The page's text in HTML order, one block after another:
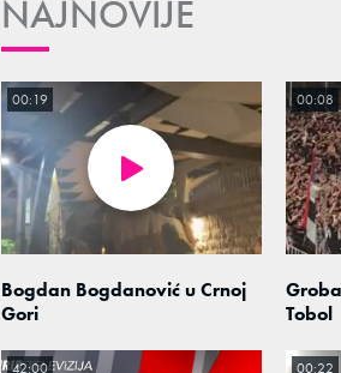
NAJNOVIJE
Bogdan Bogdanović u Crnoj
Gori
00:19
Tobol
00:08
42:00 00:22